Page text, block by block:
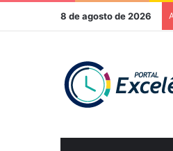
8 de agosto de 2026